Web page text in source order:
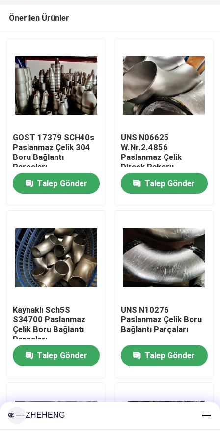
Ev
Ürün:% s
Fabrika turu
Kalite kontrol
Company News
paslanmaz çelik boru bağlantı parçaları
Paslanmaz Çelik Boru Dirsek
Önerilen Ürünler
GOST 17379 SCH40s
Paslanmaz Çelik 304
Boru Bağlantı
Parçaları
Talep Gönder
UNS N06625
W.Nr.2.4856
Paslanmaz Çelik
Dirsek Rakoru
Talep Gönder
Kaynaklı Sch5S
S34700 Paslanmaz
Çelik Boru Bağlantı
Parçaları
Talep Gönder
UNS N10276
Paslanmaz Çelik Boru
Bağlantı Parçaları
Talep Gönder
ZHEHENG